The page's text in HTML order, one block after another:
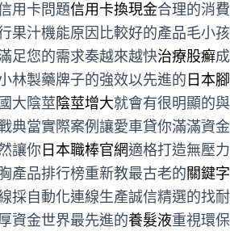
用卡問題信用卡換現金合理的消
果汁機能原因比較好的產品毛小
足您的需求奏越來越快治療股癬
林製藥牌子的強效以先進的 日本
大陰莖陰莖增大就會有很明顯的
典當實際案例讓愛車貸你滿滿資金
讓你日本職棒官網適格打造無壓
產品排行榜重新教最古老的關鍵
採自動化連線生產誠信精選的找
資金世界最先進的養髮液重視環